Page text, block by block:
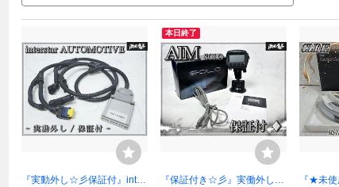
『実動外し☆彡保証付』inter
本日終了
『保証付き☆彡』実働外し Ai
『★未